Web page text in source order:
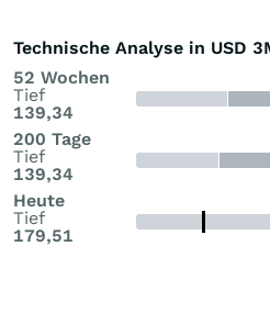
Technische Analyse in USD
52 Wochen
Tief
139,34
200 Tage
Tief
139,34
Heute
Tief
179,51